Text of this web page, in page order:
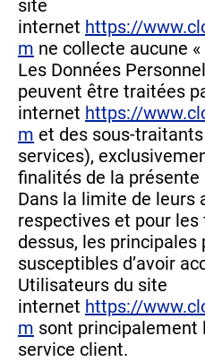
site
internet https://
m ne collecte aucune
Les Données
peuvent être traitées
internet https://
m et des sous-
services),
finalités de la présente
Dans la limite de leurs
respectives et pour
dessus, les principales
susceptibles d’avoir
Utilisateurs du site
internet https://
m sont principalement
service client.